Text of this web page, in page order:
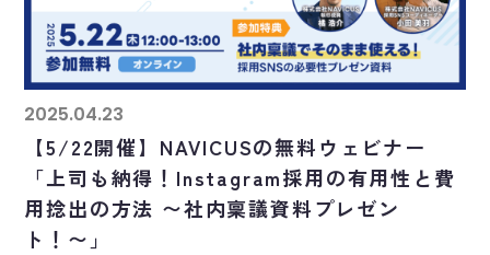
2025.04.23
【5/22開催】NAVICUSの無料ウェビナー
「上司も納得！Instagram採用の有用性と費
用捻出の方法 〜社内稟議資料プレゼン
ト！〜」